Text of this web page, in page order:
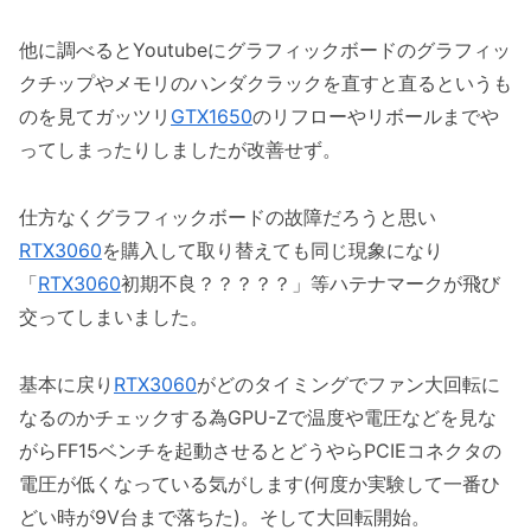
他に調べるとYoutubeにグラフィックボードのグラフィッ
クチップやメモリのハンダクラックを直すと直るというも
のを見てガッツリ GTX1650のリフローやリボールまでや
ってしまったりしましたが改善せず。
仕方なくグラフィックボードの故障だろうと思い
RTX3060を購入して取り替えても同じ現象になり
「RTX3060初期不良？？？？？」等ハテナマークが飛び
交ってしまいました。
基本に戻り RTX3060がどのタイミングでファン大回転に
なるのかチェックする為GPU-Zで温度や電圧などを見な
がらFF15ベンチを起動させるとどうやらPCIEコネクタの
電圧が低くなっている気がします(何度か実験して一番ひ
どい時が9V台まで落ちた)。そして大回転開始。